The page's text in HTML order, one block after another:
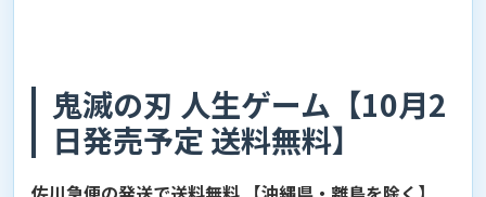
鬼滅の刃 人生ゲーム【10月2
日発売予定 送料無料】